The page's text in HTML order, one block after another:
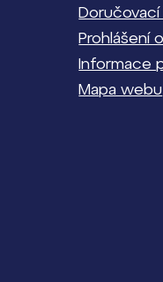
Prohlášení
Informace
Mapa webu